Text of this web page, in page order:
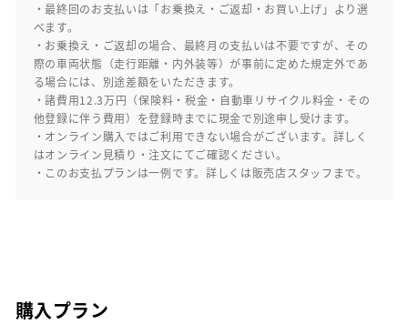
・最終回のお支払いは「お乗換え・ご返却・お買い上げ」より選
べます。
・お乗換え・ご返却の場合、最終月の支払いは不要ですが、その
際の車両状態（走行距離・内外装等）が事前に定めた規定外であ
る場合には、別途差額をいただきます。
・諸費用12.3万円（保険料・税金・自動車リサイクル料金・その
他登録に伴う費用）を登録時までに現金で別途申し受けます。
・オンライン購入ではご利用できない場合がございます。詳しく
はオンライン見積り・注文にてご確認ください。
・このお支払プランは一例です。詳しくは販売店スタッフまで。
購入プラン